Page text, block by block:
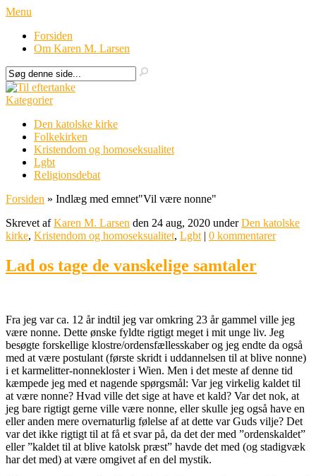
Menu
Forsiden
Om Karen M. Larsen
Kategorier
Den katolske kirke
Folkekirken
Kristendom og homoseksualitet
Lgbt
Religionsdebat
Forsiden » Indlæg med emnet"Vil være nonne"
Skrevet afKaren M. Larsen den 24 aug, 2020 underDen katolske
kirke, Kristendom og homoseksualitet, Lgbt | 0 kommentarer
Lad os tage de vanskelige samtaler
Fra jeg var ca. 12 år indtil jeg var omkring 23 år gammel ville jeg
være nonne. Dette ønske fyldte rigtigt meget i mit unge liv. Jeg
besøgte forskellige klostre/ordensfællesskaber og jeg endte da også
med at være postulant (første skridt i uddannelsen til at blive nonne)
i et karmelitter-nonnekloster i Wien. Men i det meste af denne tid
kæmpede jeg med et nagende spørgsmål: Var jeg virkelig kaldet til
at være nonne? Hvad ville det sige at have et kald? Var det nok, at
jeg bare rigtigt gerne ville være nonne, eller skulle jeg også have en
eller anden mere overnaturlig følelse af at dette var Guds vilje? Det
var det ikke rigtigt til at få et svar på, da det der med ”ordenskaldet”
eller ”kaldet til at blive katolsk præst” havde det med (og stadigvæk
har det med) at være omgivet af en del mystik.